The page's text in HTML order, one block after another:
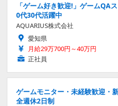
「ゲーム好き歓迎!」ゲームQA
0代30代活躍中
AQUARIUS株式会社
愛知県
月給29万700円～40万円
正社員
ゲームモニター・未経験歓迎・
全週休2日制